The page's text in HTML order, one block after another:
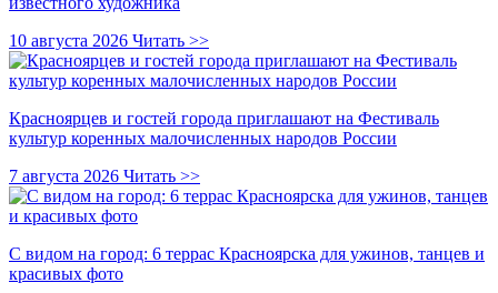
10 августа 2026 Читать >>
Красноярцев и гостей города приглашают на Фестиваль
культур коренных малочисленных народов России
7 августа 2026 Читать >>
С видом на город: 6 террас Красноярска для ужинов, танцев и
красивых фото